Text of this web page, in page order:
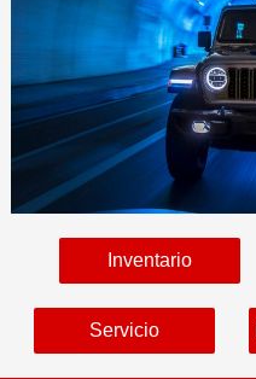
Inventario
Servicio